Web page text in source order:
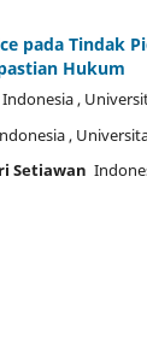
pada Tindak
Hukum
Indonesia,
,
Setiawan